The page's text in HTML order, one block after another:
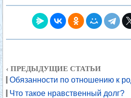
‹ ПРЕДЫДУЩИЕ СТАТЬИ
Обязанности по отношению к
Что такое нравственный долг?